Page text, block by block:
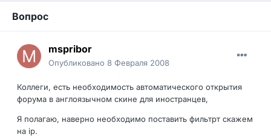
Вопрос
mspribor
Опубликовано 8 Февраля 2008
Коллеги, есть необходимость автоматического открытия
форума в англоязычном скине для иностранцев,
Я полагаю, наверно необходимо поставить фильтрт скажем
на ip.